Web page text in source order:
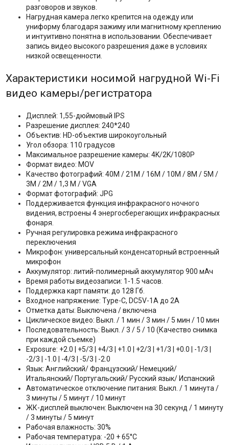
разговоров и звуков.
Нагрудная камера легко крепится на одежду или
униформу благодаря зажиму или магнитному креплению
и интуитивно понятна в использовании. Обеспечивает
запись видео высокого разрешения даже в условиях
низкой освещенности.
Характеристики носимой нагрудной Wi-Fi
видео камеры/регистратора
Дисплей: 1,55-дюймовый IPS
Разрешение дисплея: 240*240
Объектив: HD-объектив широкоугольный
Угол обзора: 110 градусов
Максимальное разрешение камеры: 4K/2K/1080P
Формат видео: MOV
Качество фотографий: 40М / 21М / 16М / 10М / 8М / 5М /
3М / 2М / 1,3 М / VGA
Формат фотографий: JPG
Поддерживается функция инфракрасного ночного
видения, встроены 4 энергосберегающих инфракрасных
фонаря.
Ручная регулировка режима инфракрасного
переключения
Микрофон: универсальный конденсаторный встроенный
микрофон
Аккумулятор: литий-полимерный аккумулятор 900 мАч
Время работы видеозаписи: 1-1.5 часов.
Поддержка карт памяти: до 128 Гб.
Входное напряжение: Type-C, DC5V-1A до 2A
Отметка даты: Выключена / включена
Циклическое видео: Выкл. / 1 мин / 3 мин / 5 мин / 10 мин
Последовательность: Выкл. / 3 / 5 / 10 (Качество снимка
при каждой съемке)
Exposure: +2.0 | +5/3 | +4/3 | +1.0 | +2/3 | +1/3 | +0.0 | -1/3 |
-2/3 | -1.0 | -4/3 | -5/3 | -2.0
Язык: Английский/ Французский/ Немецкий/
Итальянский/ Португальский/ Русский язык/ Испанский
Автоматическое отключение питания: Выкл. / 1 минута /
3 минуты / 5 минут / 10 минут
ЖК-дисплей выключен: Выключен на 30 секунд / 1 минуту
/ 3 минуты / 5 минут
Рабочая влажность: 30%
Рабочая температура: -20 + 65°C